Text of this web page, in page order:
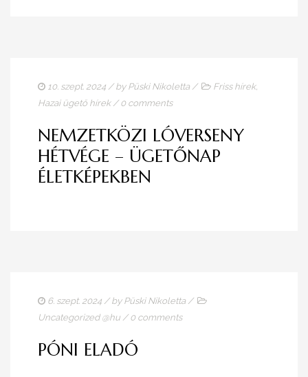
10. szept. 2024 / by Püski Nikoletta / Friss hírek,
Hazai ügető hírek/ 0 comments
NEMZETKÖZI LÓVERSENY
HÉTVÉGE – ÜGETŐNAP
ÉLETKÉPEKBEN
6. szept. 2024 / by Püski Nikoletta /
Uncategorized @hu / 0 comments
PÓNI ELADÓ